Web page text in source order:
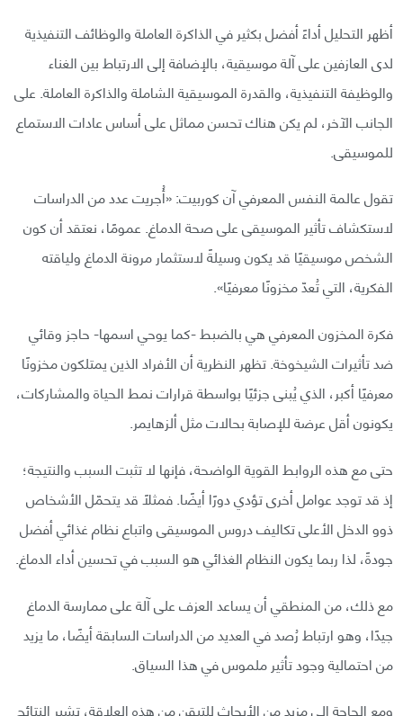
أظهر التحليل أداءً أفضل بكثير في الذاكرة العاملة والوظائف التنفيذية
لدى العازفين على آلة موسيقية، بالإضافة إلى الارتباط بين الغناء
والوظيفة التنفيذية، والقدرة الموسيقية الشاملة والذاكرة العاملة. على
الجانب الآخر، لم يكن هناك تحسن مماثل على أساس عادات الاستماع
للموسيقى.
تقول عالمة النفس المعرفي آن كوربيت: «أُجريت عدد من الدراسات
لاستكشاف تأثير الموسيقى على صحة الدماغ. عمومًا، نعتقد أن كون
الشخص موسيقيًا قد يكون وسيلةً لاستثمار مرونة الدماغ ولياقته
الفكرية، التي تُعدّ مخزونًا معرفيًا».
فكرة المخزون المعرفي هي بالضبط -كما يوحي اسمها- حاجز وقائي
ضد تأثيرات الشيخوخة. تظهر النظرية أن الأفراد الذين يمتلكون مخزونًا
معرفيًا أكبر، الذي يُبنى جزئيًا بواسطة قرارات نمط الحياة والمشاركات،
يكونون أقل عرضة للإصابة بحالات مثل ألزهايمر.
حتى مع هذه الروابط القوية الواضحة، فإنها لا تثبت السبب والنتيجة؛
إذ قد توجد عوامل أخرى تؤدي دورًا أيضًا. فمثلًا قد يتحمّل الأشخاص
ذوو الدخل الأعلى تكاليف دروس الموسيقى واتباع نظام غذائي أفضل
جودةً، لذا ربما يكون النظام الغذائي هو السبب في تحسين أداء الدماغ.
مع ذلك، من المنطقي أن يساعد العزف على آلة على ممارسة الدماغ
جيدًا، وهو ارتباط رُصد في العديد من الدراسات السابقة أيضًا، ما يزيد
من احتمالية وجود تأثير ملموس في هذا السياق.
ومع الحاجة إلى مزيد من الأبحاث للتيقن من هذه العلاقة، تشير النتائج